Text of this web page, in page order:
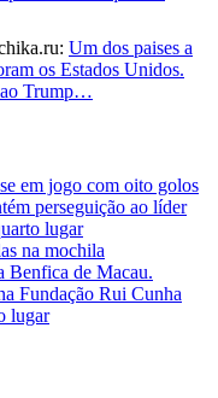
Um dos paises a
os Estados Unidos.
Trump…
em jogo com oito golos
perseguição ao líder
lugar
na mochila
Benfica de Macau.
Fundação Rui Cunha
lugar